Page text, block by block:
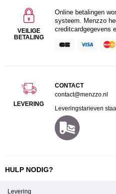
VEILIGE
BETALING
Online betalingen
systeem. Menzzo
creditcardgegevens
LEVERING
CONTACT
contact@menzzo.nl
Leveringstarieven
HULP NODIG?
Levering